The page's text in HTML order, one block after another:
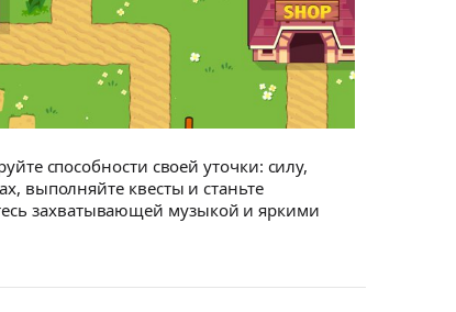
способности своей уточки: силу,
выполняйте квесты и станьте
захватывающей музыкой и яркими